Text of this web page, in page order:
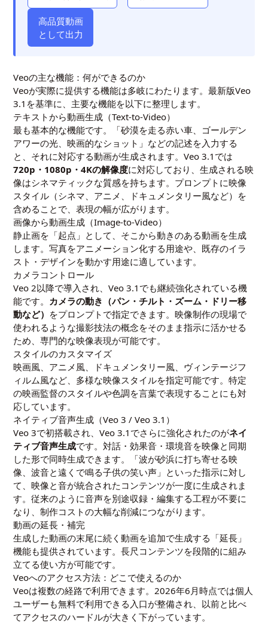
高品質動画
として出力
Veoの主な機能：何ができるのか
Veoが実際に提供する機能は多岐にわたります。最新版Veo
3.1を基準に、主要な機能を以下に整理します。
テキストから動画生成（Text-to-Video）
最も基本的な機能です。「砂漠を走る赤い車、ゴールデン
アワーの光、映画的なショット」などの記述を入力する
と、それに対応する動画が生成されます。Veo 3.1では
720p・1080p・4Kの解像度に対応しており、生成される映
像はシネマティックな質感を持ちます。プロンプトに映像
スタイル（シネマ、アニメ、ドキュメンタリー風など）を
含めることで、表現の幅が広がります。
画像から動画生成（Image-to-Video）
静止画を「起点」として、そこから動きのある動画を生成
します。写真をアニメーション化する用途や、既存のイラ
スト・デザインを動かす用途に適しています。
カメラコントロール
Veo 2以降で導入され、Veo 3.1でも継続強化されている機
能です。 カメラの動き（パン・チルト・ズーム・ドリー移
動など） をプロンプトで指定できます。映像制作の現場で
使われるような撮影技法の概念をそのまま指示に活かせる
ため、専門的な映像表現が可能です。
スタイルのカスタマイズ
映画風、アニメ風、ドキュメンタリー風、ヴィンテージフ
ィルム風など、多様な映像スタイルを指定可能です。特定
の映画監督のスタイルや色調を言葉で表現することにも対
応しています。
ネイティブ音声生成（Veo 3 / Veo 3.1）
Veo 3で初搭載され、Veo 3.1でさらに強化されたのがネイ
ティブ音声生成です。対話・効果音・環境音を映像と同期
した形で同時生成できます。「波が砂浜に打ち寄せる映
像、波音と遠くで鳴る子供の笑い声」といった指示に対し
て、映像と音が統合されたコンテンツが一度に生成されま
す。従来のように音声を別途収録・編集する工程が不要に
なり、制作コストの大幅な削減につながります。
動画の延長・補完
生成した動画の末尾に続く動画を追加で生成する「延長」
機能も提供されています。長尺コンテンツを段階的に組み
立てる使い方が可能です。
Veoへのアクセス方法：どこで使えるのか
Veoは複数の経路で利用できます。2026年6月時点では個人
ユーザーも無料で利用できる入口が整備され、以前と比べ
てアクセスのハードルが大きく下がっています。